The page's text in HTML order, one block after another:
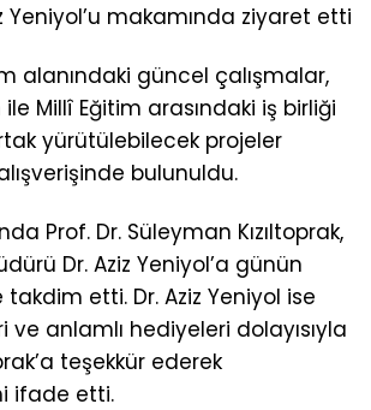
Yeniyol’u makamında ziyaret etti
alanındaki güncel çalışmalar,
Millî Eğitim arasındaki iş birliği
yürütülebilecek projeler
bulunuldu.
Prof. Dr. Süleyman Kızıltoprak,
Dr. Aziz Yeniyol’a günün
takdim etti. Dr. Aziz Yeniyol ise
ve anlamlı hediyeleri dolayısıyla
teşekkür ederek
ifade etti.